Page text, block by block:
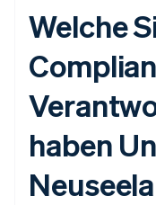
Welche
haben